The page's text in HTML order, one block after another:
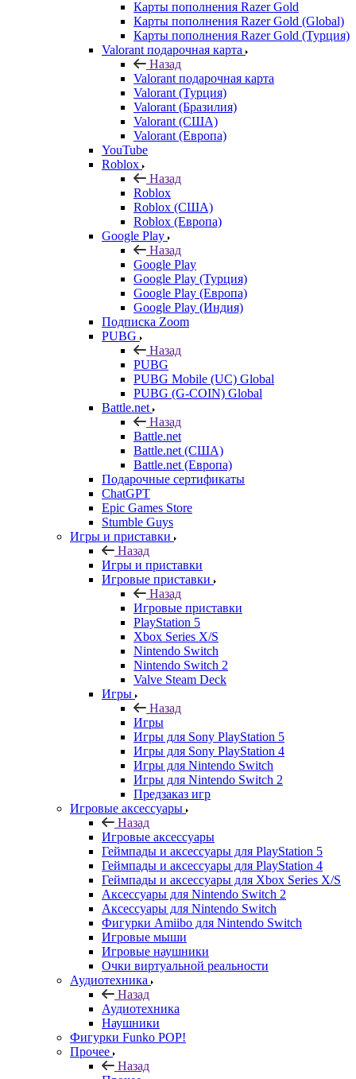
Карты пополнения Razer Gold
Карты пополнения Razer Gold (Global)
Карты пополнения Razer Gold (Турция)
Valorant подарочная карта
Назад
Valorant подарочная карта
Valorant (Турция)
Valorant (Бразилия)
Valorant (США)
Valorant (Европа)
YouTube
Roblox
Назад
Roblox
Roblox (США)
Roblox (Европа)
Google Play
Назад
Google Play
Google Play (Турция)
Google Play (Европа)
Google Play (Индия)
Подписка Zoom
PUBG
Назад
PUBG
PUBG Mobile (UC) Global
PUBG (G-COIN) Global
Battle.net
Назад
Battle.net
Battle.net (США)
Battle.net (Европа)
Подарочные сертификаты
ChatGPT
Epic Games Store
Stumble Guys
Игры и приставки
Назад
Игры и приставки
Игровые приставки
Назад
Игровые приставки
PlayStation 5
Xbox Series X/S
Nintendo Switch
Nintendo Switch 2
Valve Steam Deck
Игры
Назад
Игры
Игры для Sony PlayStation 5
Игры для Sony PlayStation 4
Игры для Nintendo Switch
Игры для Nintendo Switch 2
Предзаказ игр
Игровые аксессуары
Назад
Игровые аксессуары
Геймпады и аксессуары для PlayStation 5
Геймпады и аксессуары для PlayStation 4
Геймпады и аксессуары для Xbox Series X/S
Аксессуары для Nintendo Switch 2
Аксессуары для Nintendo Switch
Фигурки Amiibo для Nintendo Switch
Игровые мыши
Игровые наушники
Очки виртуальной реальности
Аудиотехника
Назад
Аудиотехника
Наушники
Фигурки Funko POP!
Прочее
Назад